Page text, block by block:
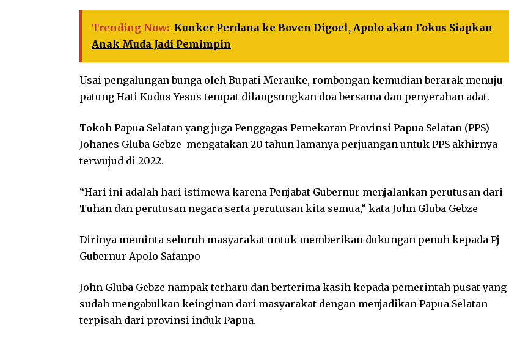
Trending Now: Kunker Perdana ke Boven Digoel, Apolo akan Fokus Siapkan
Anak Muda Jadi Pemimpin
Usai pengalungan bunga oleh Bupati Merauke, rombongan kemudian berarak menuju
patung Hati Kudus Yesus tempat dilangsungkan doa bersama dan penyerahan adat.
Tokoh Papua Selatan yang juga Penggagas Pemekaran Provinsi Papua Selatan (PPS)
Johanes Gluba Gebze mengatakan 20 tahun lamanya perjuangan untuk PPS akhirnya
terwujud di 2022.
“Hari ini adalah hari istimewa karena Penjabat Gubernur menjalankan perutusan dari
Tuhan dan perutusan negara serta perutusan kita semua,” kata John Gluba Gebze
Dirinya meminta seluruh masyarakat untuk memberikan dukungan penuh kepada Pj
Gubernur Apolo Safanpo
John Gluba Gebze nampak terharu dan berterima kasih kepada pemerintah pusat yang
sudah mengabulkan keinginan dari masyarakat dengan menjadikan Papua Selatan
terpisah dari provinsi induk Papua.